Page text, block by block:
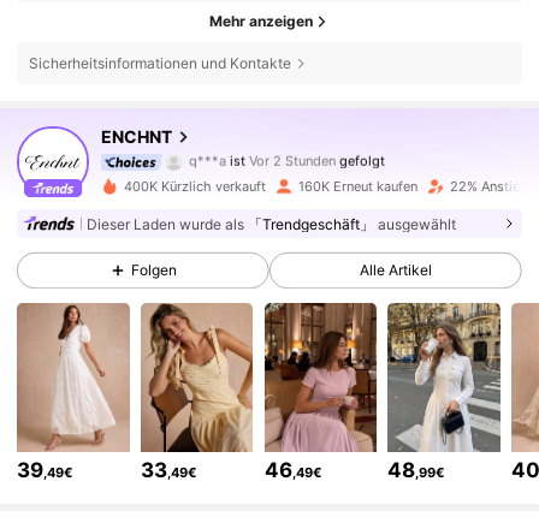
Mehr anzeigen
Sicherheitsinformationen und Kontakte
ENCHNT
a***m ist am Durchsuchen
4,75
1.3M Follower
1.3M Follower
4,75 1.3M Follower
4,75 1.3M Follower
400K Kürzlich verkauft 160K Erneut kaufen 22% Anstieg
Dieser Laden wurde als 「Trendgeschäft」 ausgewählt
Folgen Alle Artikel
39 ,49€ 33 ,49€ 46,49€ 48 ,99€